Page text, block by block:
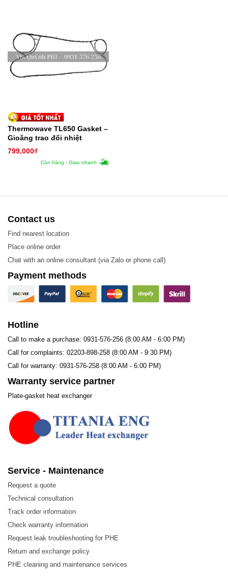
Thermowave TL650 Gasket –
Gioăng trao đổi nhiệt
799,000₫
Còn hàng - Giao nhanh
Contact us
Find nearest location
Place online order
Chat with an online consultant (via Zalo or phone call)
Payment methods
Hotline
Call to make a purchase: 0931-576-256 (8:00 AM - 6:00 PM)
Call for complaints: 02203-898-258 (8:00 AM - 9:30 PM)
Call for warranty: 0931-576-258 (8:00 AM - 6:00 PM)
Warranty service partner
Plate-gasket heat exchanger
Service - Maintenance
Request a quote
Technical consultation
Track order information
Check warranty information
Request leak troubleshooting for PHE
Return and exchange policy
PHE cleaning and maintenance services